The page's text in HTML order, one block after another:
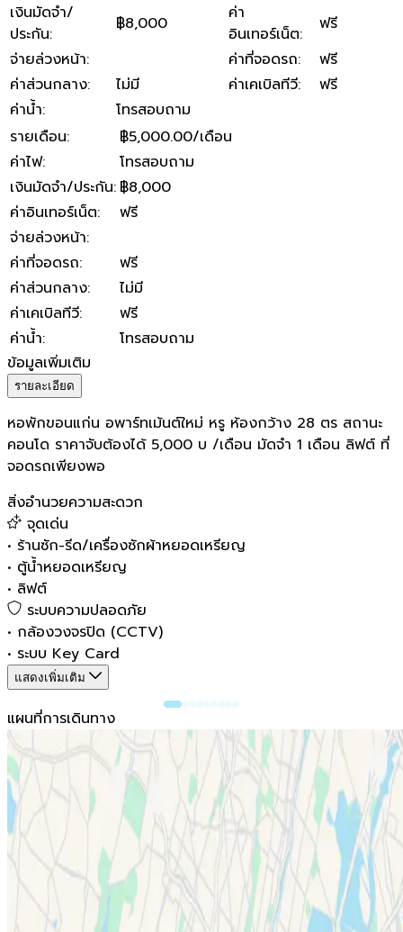
เงินมัดจำ/
ประกัน: ฿8,000
ค่า
อินเทอร์เน็ต:
ฟรี
จ่ายล่วงหน้า: ค่าที่จอดรถ:
ฟรี
ค่าส่วนกลาง: ไม่มี ค่าเคเบิลทีวี:
ฟรี
ค่าน้ำ:
โทรสอบถาม
รายเดือน:
฿5,000.00/เดือน
ค่าไฟ:
โทรสอบถาม
เงินมัดจำ/ประกัน: ฿8,000
ค่าอินเทอร์เน็ต:
ฟรี
จ่ายล่วงหน้า:
ค่าที่จอดรถ:
ฟรี
ค่าส่วนกลาง:
ไม่มี
ค่าเคเบิลทีวี:
ฟรี
ค่าน้ำ:
โทรสอบถาม
ข้อมูลเพิ่มเติม
รายละเอียด
หอพักขอนแก่น อพาร์ทเม้นต์ใหม่ หรู ห้องกว้าง 28 ตร สถานะ
คอนโด ราคาจับต้องได้ 5,000 บ /เดือน มัดจำ 1 เดือน ลิฟต์ ที่
จอดรถเพียงพอ
สิ่งอำนวยความสะดวก
จุดเด่น
• ร้านซัก-รีด/เครื่องซักผ้าหยอดเหรียญ
• ตู้น้ำหยอดเหรียญ
• ลิฟต์
ระบบความปลอดภัย
• กล้องวงจรปิด (CCTV)
• ระบบ Key Card
แสดงเพิ่มเติม
แผนที่การเดินทาง